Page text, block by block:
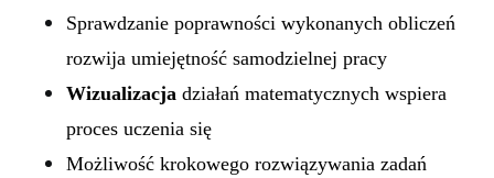
Sprawdzanie poprawności wykonanych obliczeń
rozwija umiejętność samodzielnej pracy
Wizualizacja działań matematycznych wspiera
proces uczenia się
Możliwość krokowego rozwiązywania zadań